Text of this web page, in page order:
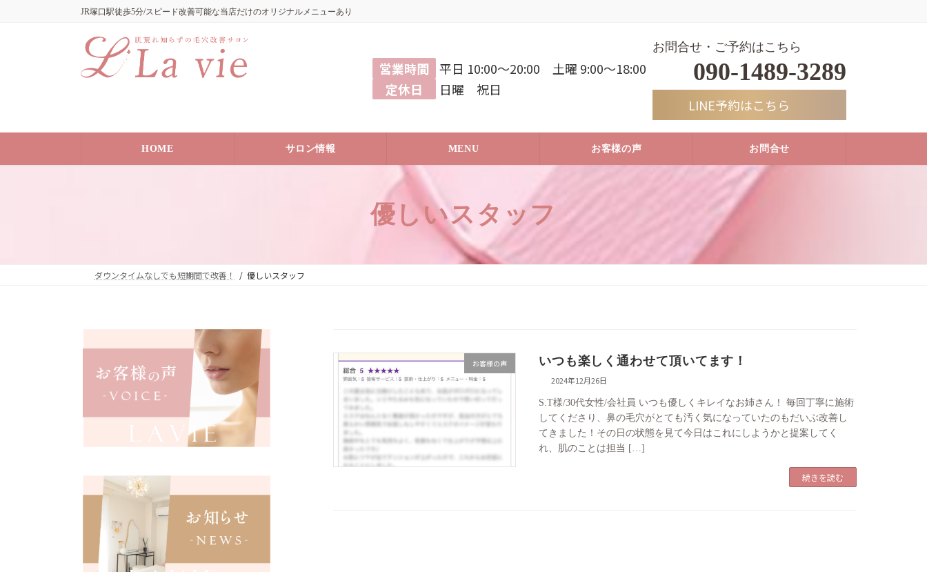
キ
プ
に
動
JR塚口駅徒歩5分/スピード改善可能な当店だけのオリジナルメニューあり
営業時間
平日 10:00〜20:00 土曜 9:00〜18:00
定休日
日曜 祝日
お問合せ・ご予約はこちら
090-1489-3289
LINE予約はこちら
HOME サロン情報 MENU お客様の声 お問合せ
優しいスタッフ
ダウンタイムなしでも短期間で改善！ 優しいスタッフ
お客様の声 いつも楽しく通わせて頂いてます！
2024年12月26日
S.T様/30代女性/会社員 いつも優しくキレイなお姉さん！ 毎回丁寧に施術
してくださり、鼻の毛穴がとても汚く気になっていたのもだいぶ改善し
てきました！その日の状態を見て今日はこれにしようかと提案してく
れ、肌のことは担当 […]
続きを読む